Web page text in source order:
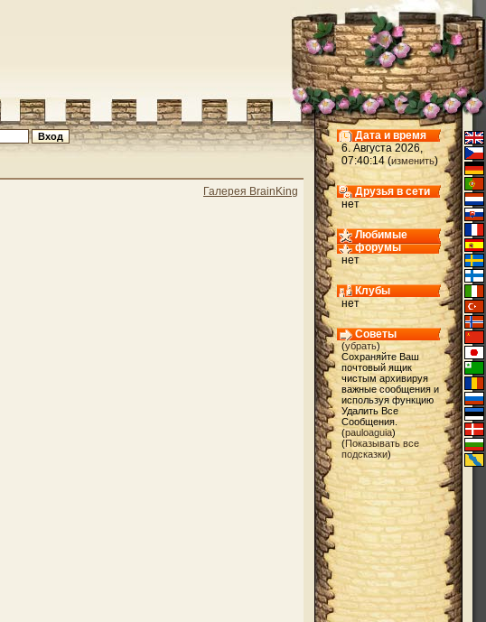
Галерея BrainKing
Дата и время
6. Августа 2026,
07:40:14 (изменить)
Друзья в сети
нет
Любимые
форумы
нет
Клубы
нет
Советы
(убрать)
Сохраняйте Ваш
почтовый ящик
чистым архивируя
важные сообщения и
используя функцию
Удалить Все
Сообщения.
(pauloaguia)
(Показывать все
подсказки)